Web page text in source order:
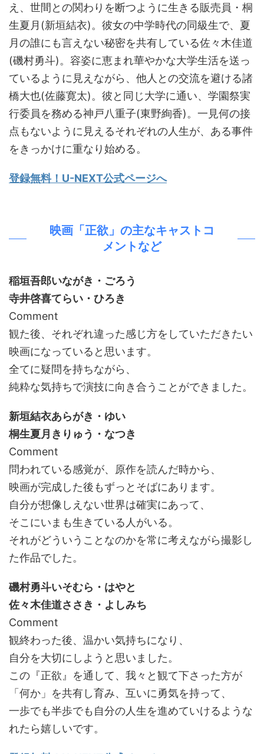
え、世間との関わりを断つように生きる販売員・桐
生夏月(新垣結衣)。彼女の中学時代の同級生で、夏
月の誰にも言えない秘密を共有している佐々木佳道
(磯村勇斗)。容姿に恵まれ華やかな大学生活を送っ
ているように見えながら、他人との交流を避ける諸
橋大也(佐藤寛太)。彼と同じ大学に通い、学園祭実
行委員を務める神戸八重子(東野絢香)。一見何の接
点もないように見えるそれぞれの人生が、ある事件
をきっかけに重なり始める。
登録無料！U-NEXT公式ページへ
映画「正欲」の主なキャストコ
メントなど
稲垣吾郎いながき・ごろう
寺井啓喜てらい・ひろき
Comment
観た後、それぞれ違った感じ方をしていただきたい
映画になっていると思います。
全てに疑問を持ちながら、
純粋な気持ちで演技に向き合うことができました。
新垣結衣あらがき・ゆい
桐生夏月きりゅう・なつき
Comment
問われている感覚が、原作を読んだ時から、
映画が完成した後もずっとそばにあります。
自分が想像しえない世界は確実にあって、
そこにいまも生きている人がいる。
それがどういうことなのかを常に考えながら撮影し
た作品でした。
磯村勇斗いそむら・はやと
佐々木佳道ささき・よしみち
Comment
観終わった後、温かい気持ちになり、
自分を大切にしようと思いました。
この『正欲』を通して、我々と観て下さった方が
「何か」を共有し育み、互いに勇気を持って、
一歩でも半歩でも自分の人生を進めていけるような
れたら嬉しいです。